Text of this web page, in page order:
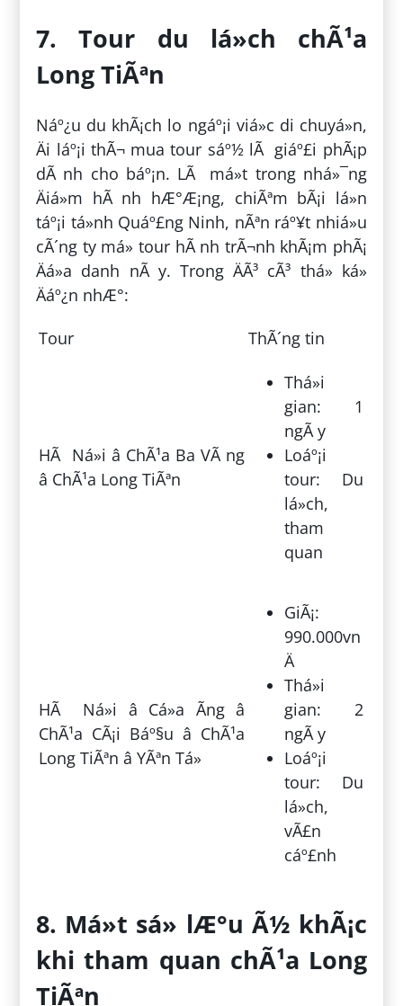
7. Tour du lá»ch chÃ¹a
Long TiÃªn
Náº¿u du khÃ¡ch lo ngáº¡i viá»c di chuyá»n,
Äi láº¡i thÃ¬ mua tour sáº½ lÃ giáº£i phÃ¡p
dÃ nh cho báº¡n. LÃ má»t trong nhá»¯ng
Äiá»m hÃ nh hÆ°Æ¡ng, chiÃªm bÃ¡i lá»n
táº¡i tá»nh Quáº£ng Ninh, nÃªn ráº¥t nhiá»u
cÃ´ng ty má» tour hÃ nh trÃ¬nh khÃ¡m phÃ¡
Äá»a danh nÃ y. Trong ÄÃ³ cÃ³ thá» ká»
Äáº¿n nhÆ°:
Tour
ThÃ´ng tin
HÃ Ná»i â ChÃ¹a Ba VÃ ng
â ChÃ¹a Long TiÃªn
Thá»i
gian: 1
ngÃ y
Loáº¡i
tour: Du
lá»ch,
tham
quan
HÃ Ná»i â Cá»­a Ãng â
ChÃ¹a CÃ¡i Báº§u â ChÃ¹a
Long TiÃªn â YÃªn Tá»­
GiÃ¡:
990.000vn
Ä
Thá»i
gian: 2
ngÃ y
Loáº¡i
tour: Du
lá»ch,
vÃ£n
cáº£nh
8. Má»t sá» lÆ°u Ã½ khÃ¡c
khi tham quan chÃ¹a Long
TiÃªn